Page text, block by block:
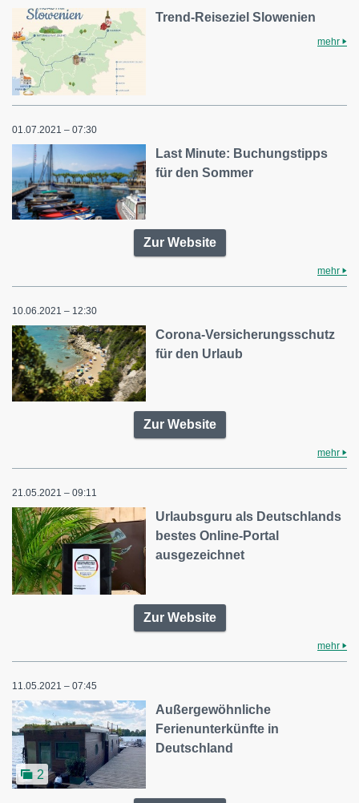
Trend-Reiseziel Slowenien
mehr
01.07.2021 – 07:30
Last Minute: Buchungstipps
für den Sommer
Zur Website
mehr
10.06.2021 – 12:30
Corona-Versicherungsschutz
für den Urlaub
Zur Website
mehr
21.05.2021 – 09:11
Urlaubsguru als Deutschlands
bestes Online-Portal
ausgezeichnet
Zur Website
mehr
11.05.2021 – 07:45
2
Außergewöhnliche
Ferienunterkünfte in
Deutschland